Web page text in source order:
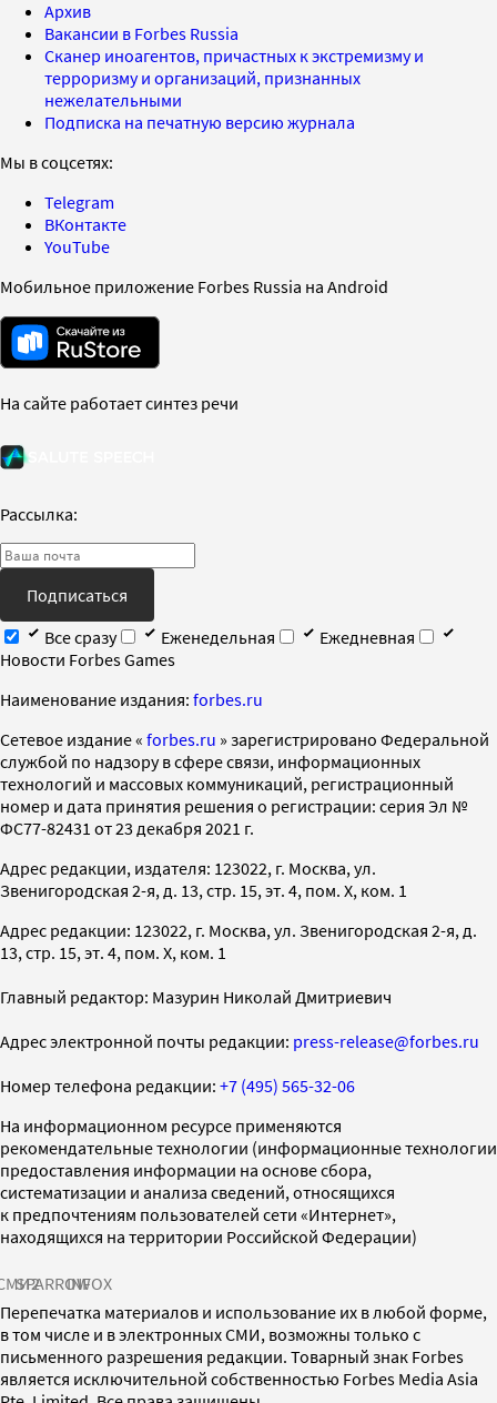
Архив
Вакансии в Forbes Russia
Сканер иноагентов, причастных к экстремизму и
терроризму и организаций, признанных
нежелательными
Подписка на печатную версию журнала
Мы в соцсетях:
Telegram
ВКонтакте
YouTube
Мобильное приложение Forbes Russia на Android
На сайте работает синтез речи
Рассылка:
Подписаться
Все сразу
Еженедельная
Ежедневная
Новости Forbes Games
Наименование издания: forbes.ru
Cетевое издание « forbes.ru » зарегистрировано Федеральной
службой по надзору в сфере связи, информационных
технологий и массовых коммуникаций, регистрационный
номер и дата принятия решения о регистрации: серия Эл №
ФС77-82431 от 23 декабря 2021 г.
Адрес редакции, издателя: 123022, г. Москва, ул.
Звенигородская 2-я, д. 13, стр. 15, эт. 4, пом. X, ком. 1
Адрес редакции: 123022, г. Москва, ул. Звенигородская 2-я, д.
13, стр. 15, эт. 4, пом. X, ком. 1
Главный редактор: Мазурин Николай Дмитриевич
Адрес электронной почты редакции: press-release@forbes.ru
Номер телефона редакции: +7 (495) 565-32-06
На информационном ресурсе применяются
рекомендательные технологии (информационные технологии
предоставления информации на основе сбора,
систематизации и анализа сведений, относящихся
к предпочтениям пользователей сети «Интернет»,
находящихся на территории Российской Федерации)
SPARROWINFOX
Перепечатка материалов и использование их в любой форме,
в том числе и в электронных СМИ, возможны только с
письменного разрешения редакции. Товарный знак Forbes
является исключительной собственностью Forbes Media Asia